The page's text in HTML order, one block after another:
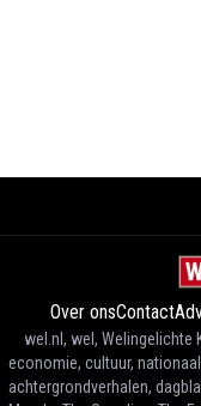
Over onsContact
wel.nl, wel, Welingelichte
economie, cultuur,
achtergrondverhalen,